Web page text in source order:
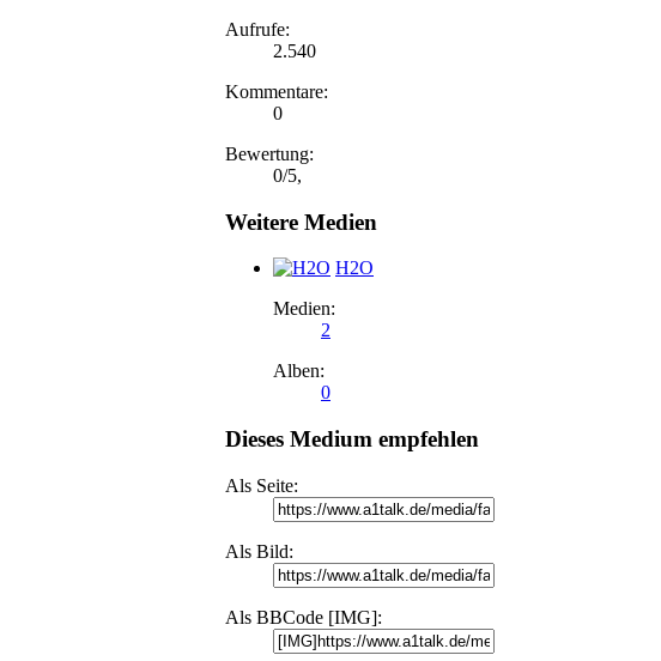
Aufrufe:
2.540
Kommentare:
0
Bewertung:
0/5,
Weitere Medien
H2O
Medien:
2
Alben:
0
Dieses Medium empfehlen
Als Seite:
Als Bild:
Als BBCode [IMG]: